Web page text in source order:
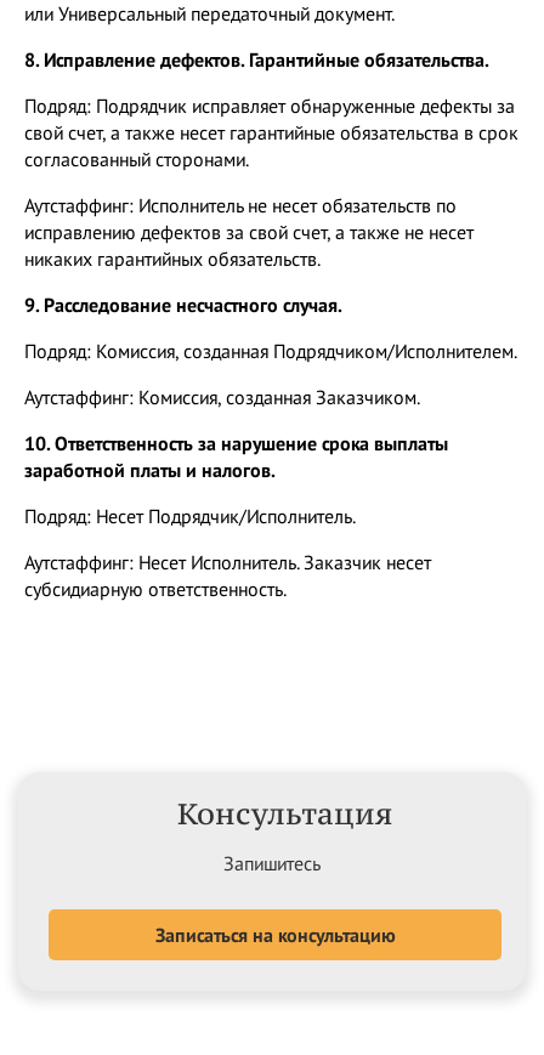
или Универсальный передаточный документ.
8. Исправление дефектов. Гарантийные обязательства.
Подряд: Подрядчик исправляет обнаруженные дефекты за
свой счет, а также несет гарантийные обязательства в срок
согласованный сторонами.
Аутстаффинг: Исполнитель не несет обязательств по
исправлению дефектов за свой счет, а также не несет
никаких гарантийных обязательств.
9. Расследование несчастного случая.
Подряд: Комиссия, созданная Подрядчиком/Исполнителем.
Аутстаффинг: Комиссия, созданная Заказчиком.
10. Ответственность за нарушение срока выплаты
заработной платы и налогов.
Подряд: Несет Подрядчик/Исполнитель.
Аутстаффинг: Несет Исполнитель. Заказчик несет
субсидиарную ответственность.
Консультация
Запишитесь
Записаться на консультацию